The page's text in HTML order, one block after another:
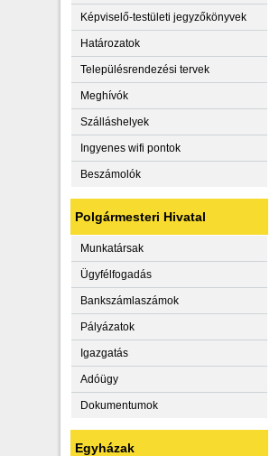
Képviselő-testületi jegyzőkönyvek
Határozatok
Településrendezési tervek
Meghívók
Szálláshelyek
Ingyenes wifi pontok
Beszámolók
Polgármesteri Hivatal
Munkatársak
Ügyfélfogadás
Bankszámlaszámok
Pályázatok
Igazgatás
Adóügy
Dokumentumok
Egyházak